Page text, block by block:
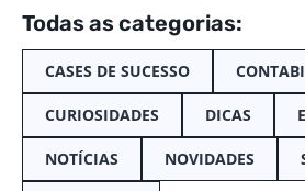
Todas as categorias:
CASES DE SUCESSO
CURIOSIDADES DICAS
NOTÍCIAS NOVIDADES